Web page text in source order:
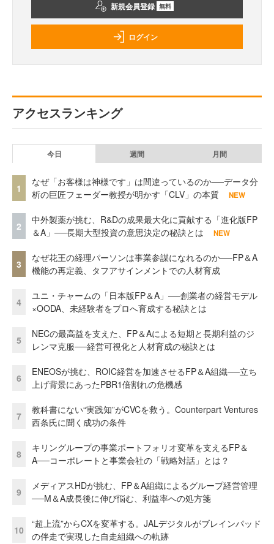
新規会員登録 無料
ログイン
アクセスランキング
今日 週間 月間
1
なぜ「お客様は神様です」は間違っているのか──データ分
析の巨匠フェーダー教授が明かす「CLV」の本質
NEW
2
中外製薬が挑む、R&Dの成果最大化に貢献する「進化版FP
＆A」──長期大型投資の意思決定の秘訣とは
NEW
3
なぜ花王の経理パーソンは事業参謀になれるのか──FP＆A
機能の再定義、タフアサインメントでの人材育成
4
ユニ・チャームの「日本版FP＆A」──創業者の経営モデル
×OODA、未経験者をプロへ育成する秘訣とは
5
NECの最高益を支えた、FP＆Aによる短期と長期利益のジ
レンマ克服──経営可視化と人材育成の秘訣とは
6
ENEOSが挑む、ROIC経営を加速させるFP＆A組織──立ち
上げ背景にあったPBR1倍割れの危機感
7
教科書にない“実践知”がCVCを救う。Counterpart Ventures
西条氏に聞く成功の条件
8
キリングループの事業ポートフォリオ変革を支えるFP＆
A──コーポレートと事業会社の「戦略対話」とは？
9
メディアスHDが挑む、FP＆A組織によるグループ経営管理
──M＆A成長後に伸び悩む、利益率への処方箋
10
“超上流”からCXを変革する。JALデジタルがブレインパッド
の伴走で実現した自走組織への軌跡